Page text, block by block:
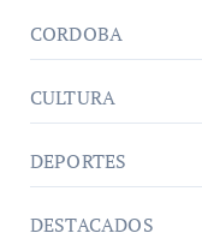
CORDOBA
CULTURA
DEPORTES
DESTACADOS